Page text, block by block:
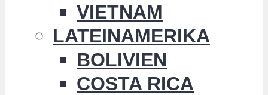
VIETNAM
LATEINAMERIKA
BOLIVIEN
COSTA RICA